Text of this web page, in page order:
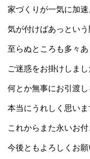
家づくりが一気に加速
気が付けばあっという
至らぬところも多々あ
ご迷惑をお掛けしま
何とか無事にお引渡
本当にうれしく思い
これからまた永いお
今後ともよろしくお願